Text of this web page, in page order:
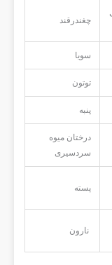
چغندرقند
سویا
توتون
پنبه
درختان میوه
سردسیری
پسته
نارون